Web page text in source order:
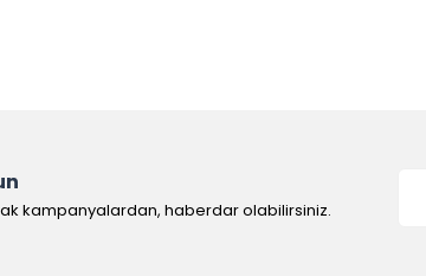
kampanyalardan, haberdar olabilirsiniz.